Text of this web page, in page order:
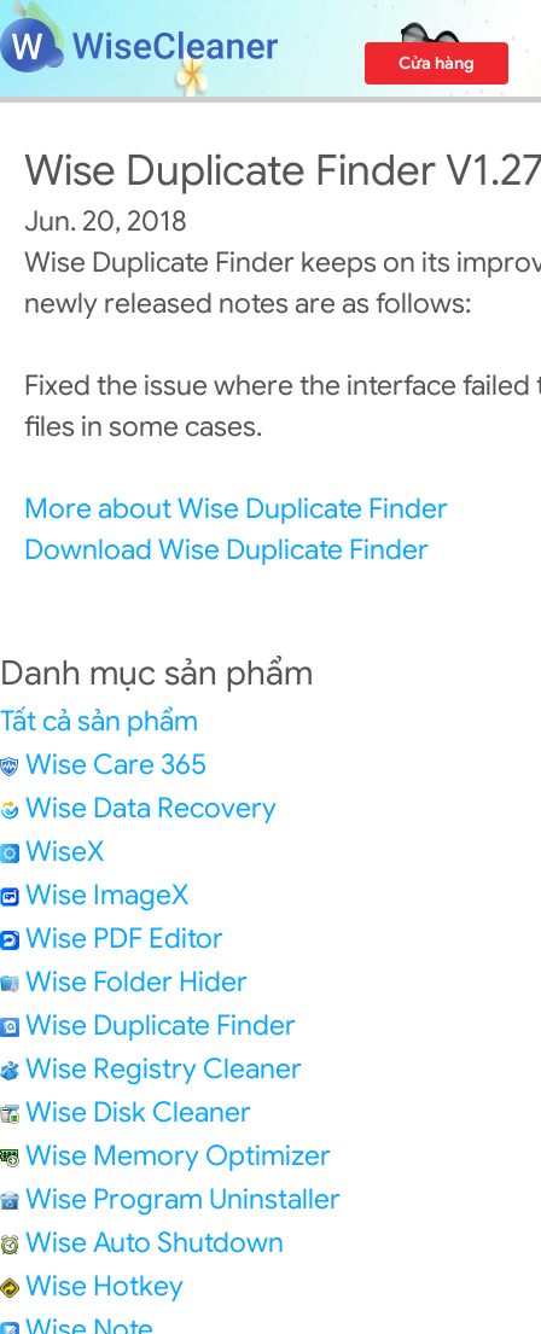
Cửa hàng
Wise Duplicate Finder
Jun. 20, 2018
Wise Duplicate Finder keeps on its
newly released notes are as follows:
Fixed the issue where the interface
files in some cases.
More about Wise Duplicate Finder
Download Wise Duplicate Finder
Danh mục sản phẩm
Tất cả sản phẩm
Wise Care 365
Wise Data Recovery
WiseX
Wise ImageX
Wise PDF Editor
Wise Folder Hider
Wise Duplicate Finder
Wise Registry Cleaner
Wise Disk Cleaner
Wise Memory Optimizer
Wise Program Uninstaller
Wise Auto Shutdown
Wise Hotkey